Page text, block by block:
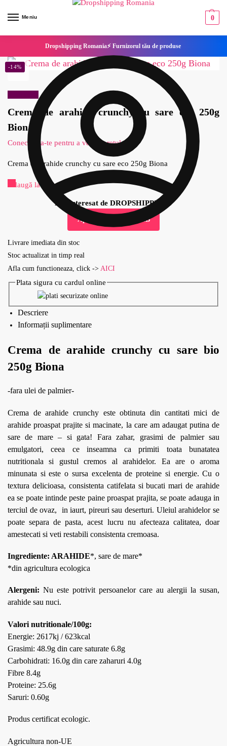
Meniu 0
Dropshipping Romania⚡ Furnizorul tău de produse
Crema de arahide crunchy cu sare eco 250g
Biona
Conecteaza-te pentru a vedea pretul
-14%
Crema de arahide crunchy cu sare eco 250g Biona
Adaugă la Favorite
Esti interesat de DROPSHIPPING?
Aplica pentru cont B2B
Livrare imediata din stoc
Stoc actualizat in timp real
Afla cum functioneaza, click -> AICI
Plata sigura cu cardul online
Descriere
Informații suplimentare
Crema de arahide crunchy cu sare bio
250g Biona
-fara ulei de palmier-
Crema de arahide crunchy este obtinuta din cantitati mici de
arahide proaspat prajite si macinate, la care am adaugat putina de
sare de mare – si gata! Fara zahar, grasimi de palmier sau
emulgatori, ceea ce inseamna ca primiti toata bunatatea
nutritionala si gustul cremos al arahidelor. Ea are o aroma
minunata si este o sursa excelenta de proteine si energie. Cu o
textura delicioasa, consistenta catifelata si bucati mari de arahide
ea se poate intinde peste paine proaspat prajita, se poate adauga in
terciul de ovaz, in iaurt, pireuri sau deserturi. Uleiul arahidelor se
poate separa de pasta, acest lucru nu afecteaza calitatea, doar
amestecati si veti restabili consistenta cremoasa.
Ingrediente: ARAHIDE*, sare de mare*
*din agricultura ecologica
Alergeni: Nu este potrivit persoanelor care au alergii la susan,
arahide sau nuci.
Valori nutritionale/100g:
Energie: 2617kj / 623kcal
Grasimi: 48.9g din care saturate 6.8g
Carbohidrati: 16.0g din care zaharuri 4.0g
Fibre 8.4g
Proteine: 25.6g
Saruri: 0.60g
Produs certificat ecologic.
Agricultura non-UE